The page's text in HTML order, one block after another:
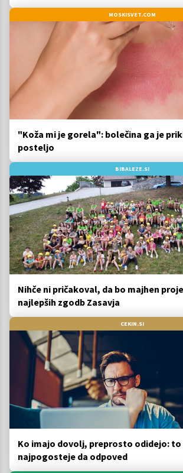
MOSKISVET.COM
"Koža mi je gorela": bolečina ga je
posteljo
BIBALEZE.SI
Nihče ni pričakoval, da bo majhen
najlepših zgodb Zasavja
CEKIN.SI
Ko imajo dovolj, preprosto odidejo: to
najpogosteje da odpoved